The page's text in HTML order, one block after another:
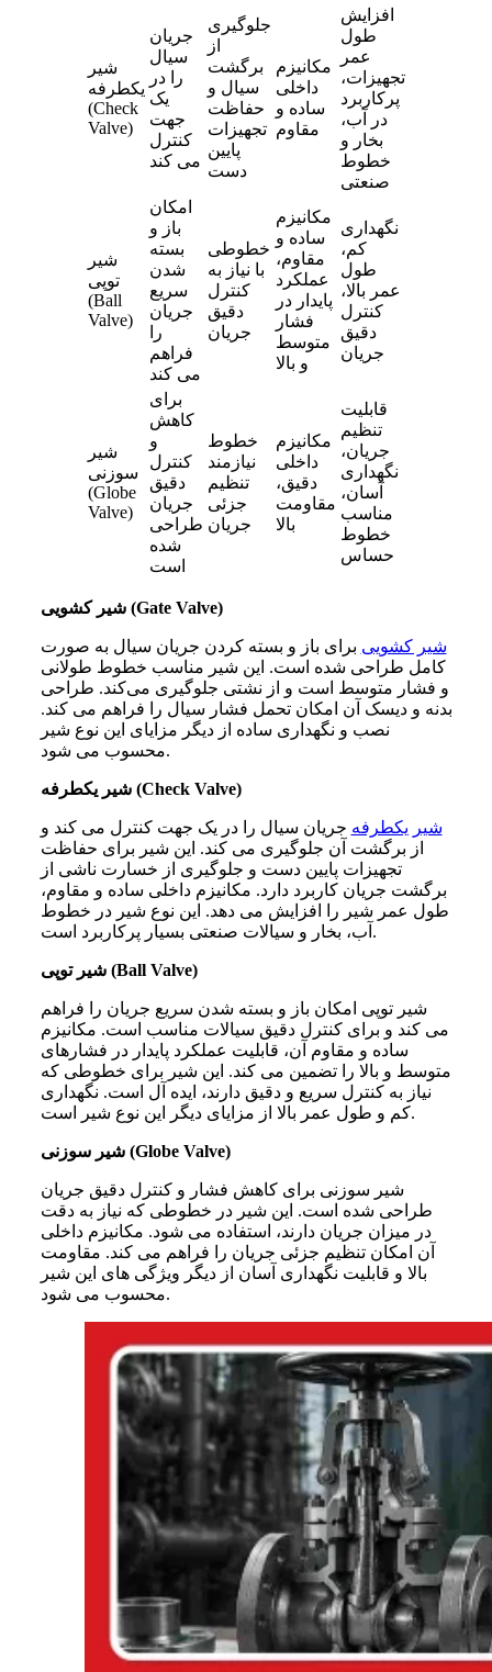
شیر
یکطرفه
(Check
Valve)
جریان
سیال
را در
یک
جهت
کنترل
می‌ کند
جلوگیری
از
برگشت
سیال و
حفاظت
تجهیزات
پایین
دست
مکانیزم
داخلی
ساده و
مقاوم
افزایش
طول
عمر
تجهیزات،
پرکاربرد
در آب،
بخار و
خطوط
صنعتی
شیر
توپی
(Ball
Valve)
امکان
باز و
بسته
شدن
سریع
جریان
را
فراهم
می‌ کند
خطوطی
با نیاز به
کنترل
دقیق
جریان
مکانیزم
ساده و
مقاوم،
عملکرد
پایدار در
فشار
متوسط
و بالا
نگهداری
کم،
طول
عمر بالا،
کنترل
دقیق
جریان
شیر
سوزنی
(Globe
Valve)
برای
کاهش
و
کنترل
دقیق
جریان
طراحی
شده
است
خطوط
نیازمند
تنظیم
جزئی
جریان
مکانیزم
داخلی
دقیق،
مقاومت
بالا
قابلیت
تنظیم
جریان،
نگهداری
آسان،
مناسب
خطوط
حساس
شیر کشویی (Gate Valve)
شیر کشویی برای باز و بسته کردن جریان سیال به‌ صورت
کامل طراحی شده است. این شیر مناسب خطوط طولانی
و فشار متوسط است و از نشتی جلوگیری می‌کند. طراحی
بدنه و دیسک آن امکان تحمل فشار سیال را فراهم می‌ کند.
نصب و نگهداری ساده از دیگر مزایای این نوع شیر
محسوب می‌ شود.
شیر یکطرفه (Check Valve)
شیر یکطرفه جریان سیال را در یک جهت کنترل می‌ کند و
از برگشت آن جلوگیری می‌ کند. این شیر برای حفاظت
تجهیزات پایین دست و جلوگیری از خسارت ناشی از
برگشت جریان کاربرد دارد. مکانیزم داخلی ساده و مقاوم،
طول عمر شیر را افزایش می‌ دهد. این نوع شیر در خطوط
آب، بخار و سیالات صنعتی بسیار پرکاربرد است.
شیر توپی (Ball Valve)
شیر توپی امکان باز و بسته شدن سریع جریان را فراهم
می‌ کند و برای کنترل دقیق سیالات مناسب است. مکانیزم
ساده و مقاوم آن، قابلیت عملکرد پایدار در فشارهای
متوسط و بالا را تضمین می‌ کند. این شیر برای خطوطی که
نیاز به کنترل سریع و دقیق دارند، ایده‌ آل است. نگهداری
کم و طول عمر بالا از مزایای دیگر این نوع شیر است.
شیر سوزنی (Globe Valve)
شیر سوزنی برای کاهش فشار و کنترل دقیق جریان
طراحی شده است. این شیر در خطوطی که نیاز به دقت
در میزان جریان دارند، استفاده می‌ شود. مکانیزم داخلی
آن امکان تنظیم جزئی جریان را فراهم می‌ کند. مقاومت
بالا و قابلیت نگهداری آسان از دیگر ویژگی‌ های این شیر
محسوب می‌ شود.